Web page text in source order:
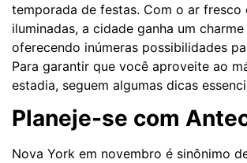
temporada de festas. Com o ar fresco
iluminadas, a cidade ganha um
oferecendo inúmeras possibilidades
Para garantir que você aproveite ao
estadia, seguem algumas dicas
Planeje-se com
Nova York em novembro é sinônimo